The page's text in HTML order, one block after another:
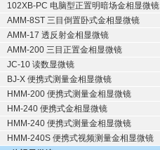
102XB-PC 电脑型正置明暗场金相显微镜
AMM-8ST 三目倒置卧式金相显微镜
AMM-17 透反射金相显微镜
AMM-200 三目正置金相显微镜
JC-10 读数显微镜
BJ-X 便携式测量金相显微镜
HMM-200 便携式测量金相显微镜
HM-240 便携式金相显微镜
HMM-240 便携式测量金相显微镜
HMM-240S 便携式视频测量金相显微镜